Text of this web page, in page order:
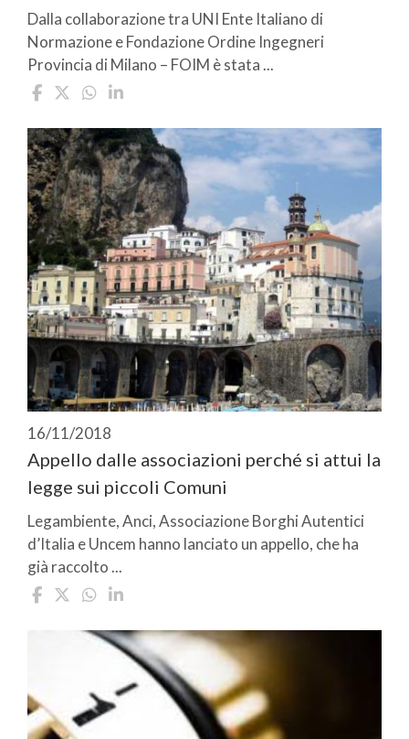
Dalla collaborazione tra UNI Ente Italiano di
Normazione e Fondazione Ordine Ingegneri
Provincia di Milano – FOIM è stata ...
16/11/2018
Appello dalle associazioni perché si attui la
legge sui piccoli Comuni
Legambiente, Anci, Associazione Borghi Autentici
d’Italia e Uncem hanno lanciato un appello, che ha
già raccolto ...